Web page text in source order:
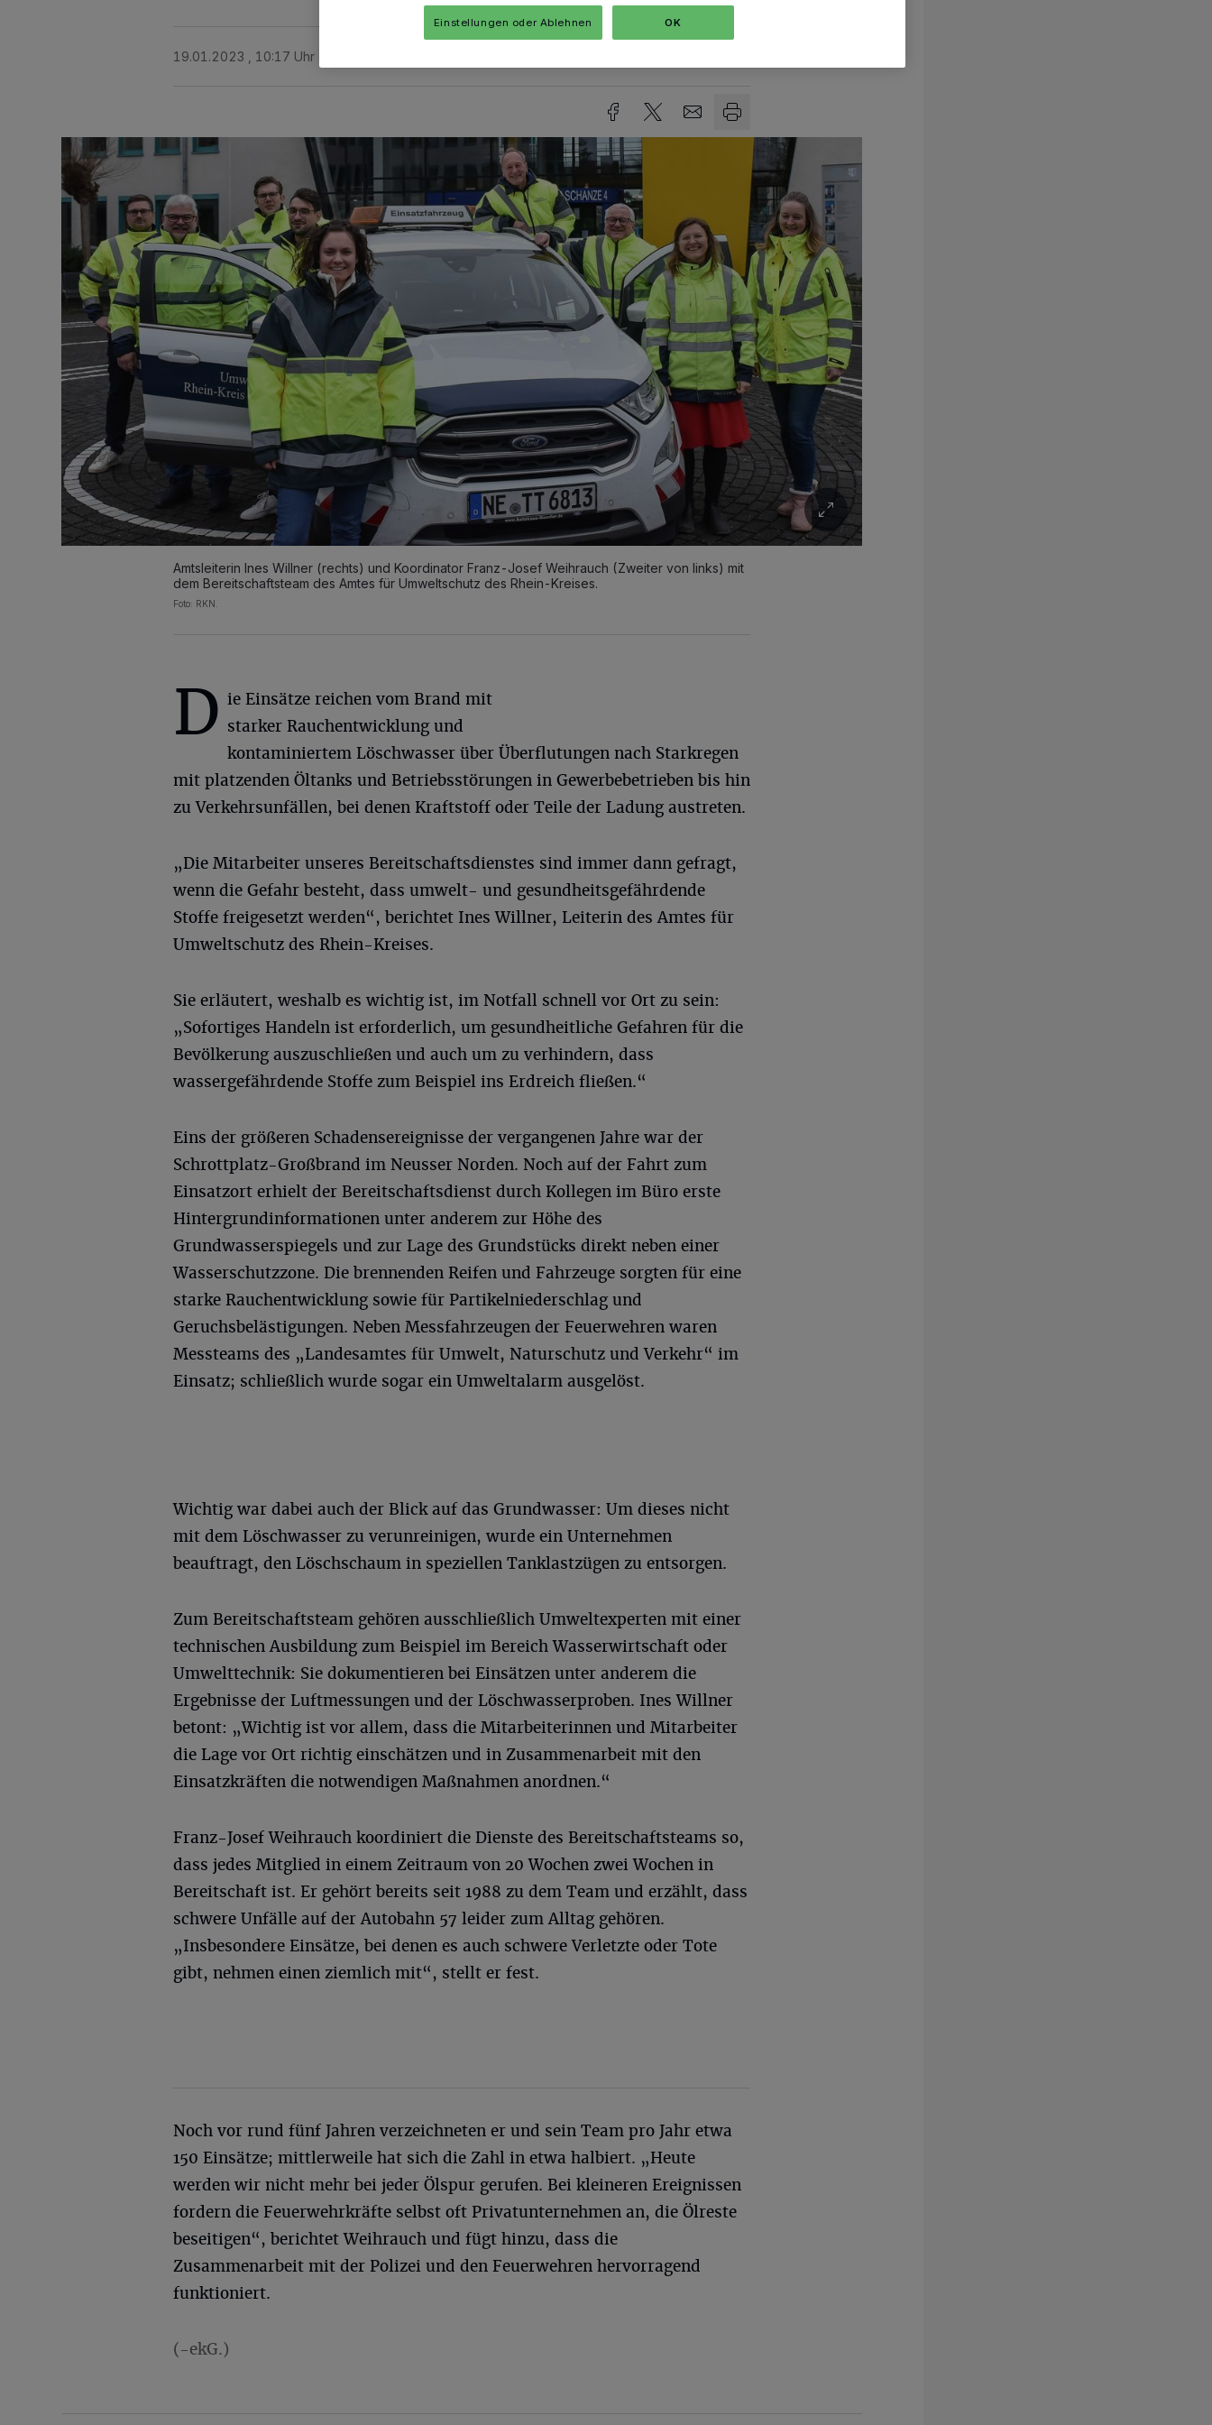
19.01.2023 , 10:17 Uhr
Amtsleiterin Ines Willner (rechts) und Koordinator Franz-Josef Weihrauch (Zweiter von links) mit
dem Bereitschaftsteam des Amtes für Umweltschutz des Rhein-Kreises.
Foto: RKN.
D ie Einsätze reichen vom Brand mit
starker Rauchentwicklung und
kontaminiertem Löschwasser über Überflutungen nach Starkregen
mit platzenden Öltanks und Betriebsstörungen in Gewerbebetrieben bis hin
zu Verkehrsunfällen, bei denen Kraftstoff oder Teile der Ladung austreten.
„Die Mitarbeiter unseres Bereitschaftsdienstes sind immer dann gefragt,
wenn die Gefahr besteht, dass umwelt- und gesundheitsgefährdende
Stoffe freigesetzt werden“, berichtet Ines Willner, Leiterin des Amtes für
Umweltschutz des Rhein-Kreises.
Sie erläutert, weshalb es wichtig ist, im Notfall schnell vor Ort zu sein:
„Sofortiges Handeln ist erforderlich, um gesundheitliche Gefahren für die
Bevölkerung auszuschließen und auch um zu verhindern, dass
wassergefährdende Stoffe zum Beispiel ins Erdreich fließen.“
Eins der größeren Schadensereignisse der vergangenen Jahre war der
Schrottplatz-Großbrand im Neusser Norden. Noch auf der Fahrt zum
Einsatzort erhielt der Bereitschaftsdienst durch Kollegen im Büro erste
Hintergrundinformationen unter anderem zur Höhe des
Grundwasserspiegels und zur Lage des Grundstücks direkt neben einer
Wasserschutzzone. Die brennenden Reifen und Fahrzeuge sorgten für eine
starke Rauchentwicklung sowie für Partikelniederschlag und
Geruchsbelästigungen. Neben Messfahrzeugen der Feuerwehren waren
Messteams des „Landesamtes für Umwelt, Naturschutz und Verkehr“ im
Einsatz; schließlich wurde sogar ein Umweltalarm ausgelöst.
Wichtig war dabei auch der Blick auf das Grundwasser: Um dieses nicht
mit dem Löschwasser zu verunreinigen, wurde ein Unternehmen
beauftragt, den Löschschaum in speziellen Tanklastzügen zu entsorgen.
Zum Bereitschaftsteam gehören ausschließlich Umweltexperten mit einer
technischen Ausbildung zum Beispiel im Bereich Wasserwirtschaft oder
Umwelttechnik: Sie dokumentieren bei Einsätzen unter anderem die
Ergebnisse der Luftmessungen und der Löschwasserproben. Ines Willner
betont: „Wichtig ist vor allem, dass die Mitarbeiterinnen und Mitarbeiter
die Lage vor Ort richtig einschätzen und in Zusammenarbeit mit den
Einsatzkräften die notwendigen Maßnahmen anordnen.“
Franz-Josef Weihrauch koordiniert die Dienste des Bereitschaftsteams so,
dass jedes Mitglied in einem Zeitraum von 20 Wochen zwei Wochen in
Bereitschaft ist. Er gehört bereits seit 1988 zu dem Team und erzählt, dass
schwere Unfälle auf der Autobahn 57 leider zum Alltag gehören.
„Insbesondere Einsätze, bei denen es auch schwere Verletzte oder Tote
gibt, nehmen einen ziemlich mit“, stellt er fest.
Noch vor rund fünf Jahren verzeichneten er und sein Team pro Jahr etwa
150 Einsätze; mittlerweile hat sich die Zahl in etwa halbiert. „Heute
werden wir nicht mehr bei jeder Ölspur gerufen. Bei kleineren Ereignissen
fordern die Feuerwehrkräfte selbst oft Privatunternehmen an, die Ölreste
beseitigen“, berichtet Weihrauch und fügt hinzu, dass die
Zusammenarbeit mit der Polizei und den Feuerwehren hervorragend
funktioniert.
(-ekG.)
Einstellungen oder Ablehnen OK